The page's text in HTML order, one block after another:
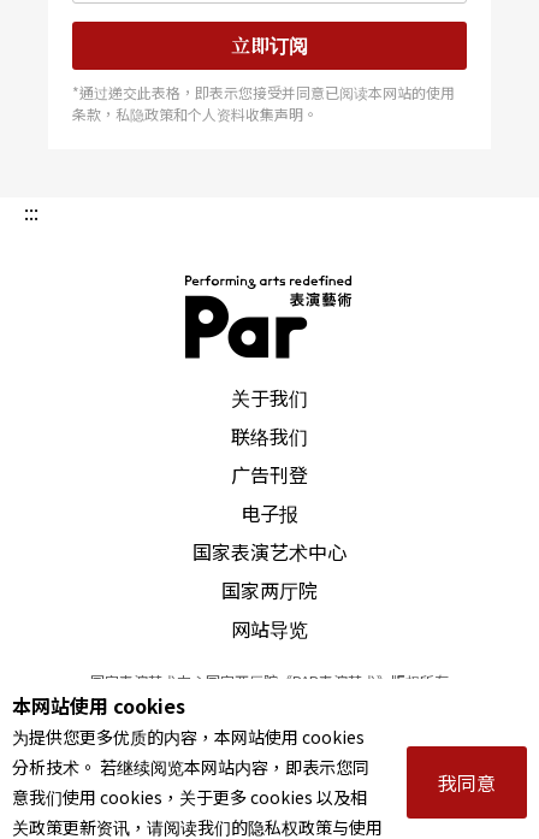
神圣舞蹈 规律动作协调三个中心带来和谐
最早起源于四五千年前的密传修行方法，葛吉夫大
师（Georgi Ivanovitch Gurdjieff，1866-1949）在
求道过程中，从中亚的古老修行团体、修道院中学
得并带出。他和俄国作曲家Thomas de Hartmann
（1885-1956）共同创作了超过两百首音乐，设计
大约两百五十支神圣舞蹈，第二阶段新编的三十九
支神圣舞蹈则称为「系列39」，被视为葛吉夫的巨
献。神圣舞蹈是一种归于中心的静心，整合我们内
在不同的层面——理智中心、情感中心、行动中心
——的能量，让三个中心彼此和谐，带人进入纯净觉
「示如全人成长中心」主持人林世儒和高金美老师
形容神圣舞蹈的特色：从外表来看，一是面无表
情；二是所有动作皆是几何图形及固定角度，例如
立即订阅
*通过递交此表格，即表示您接受并同意已阅读本网站的使用
条款，私隐政策和个人资料收集声明。
:::
关于我们
联络我们
广告刊登
电子报
国家表演艺术中心
国家两厅院
网站导览
国家表演艺术中心国家两厅院《PAR表演艺术》版权所有
© 2022Performing arts redefined. All Rights Reserved
统一编号 Tax Id number 00973926
本站所提供相关演出资讯，如有异动应以主办单位公告为准。
服务条款｜隐私权声明｜著作权声明
本网站使用 cookies
为提供您更多优质的内容，本网站使用 cookies
分析技术。 若继续阅览本网站内容，即表示您同
意我们使用 cookies，关于更多 cookies 以及相
关政策更新资讯，请阅读我们的隐私权政策与使用
我同意